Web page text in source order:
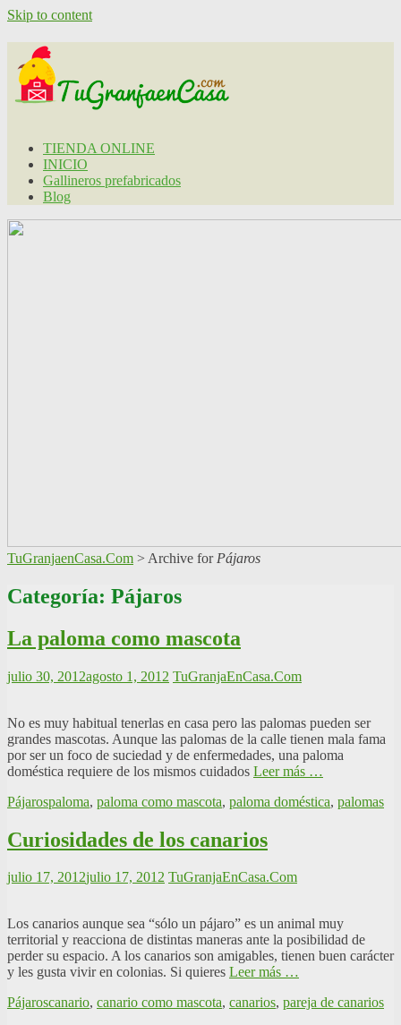
Skip to content
TIENDA ONLINE
INICIO
Gallineros prefabricados
Blog
TuGranjaenCasa.Com > Archive for Pájaros
Categoría: Pájaros
La paloma como mascota
julio 30, 2012agosto 1, 2012 TuGranjaEnCasa.Com
No es muy habitual tenerlas en casa pero las palomas pueden ser
grandes mascotas. Aunque las palomas de la calle tienen mala fama
por ser un foco de suciedad y de enfermedades, una paloma
doméstica requiere de los mismos cuidados Leer más …
Pájarospaloma, paloma como mascota, paloma doméstica, palomas
Curiosidades de los canarios
julio 17, 2012julio 17, 2012 TuGranjaEnCasa.Com
Los canarios aunque sea “sólo un pájaro” es un animal muy
territorial y reacciona de distintas maneras ante la posibilidad de
perder su espacio. A los canarios son amigables, tienen buen carácter
y les gusta vivir en colonias. Si quieres Leer más …
Pájaroscanario, canario como mascota, canarios, pareja de canarios